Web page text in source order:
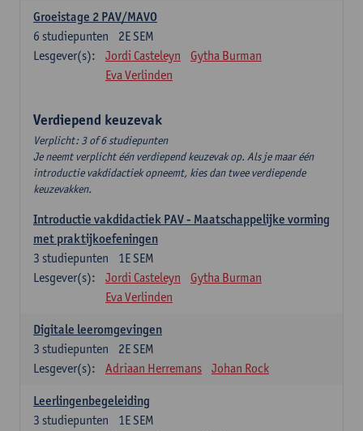
Groeistage 2 PAV/MAVO
2E SEM
6 studiepunten
Lesgever(s):
Jordi Casteleyn
Gytha Burman
Eva Verlinden
Verdiepend keuzevak
Verplicht: 3 of 6 studiepunten
Je neemt verplicht één verdiepend keuzevak op. Als je maar één
introductie vakdidactiek opneemt, kies dan twee verdiepende
keuzevakken.
Introductie vakdidactiek PAV - Maatschappelijke vorming
met praktijkoefeningen
1E SEM
3 studiepunten
Lesgever(s):
Jordi Casteleyn
Gytha Burman
Eva Verlinden
Digitale leeromgevingen
2E SEM
3 studiepunten
Lesgever(s):
Adriaan Herremans Johan Rock
Leerlingenbegeleiding
1E SEM
3 studiepunten